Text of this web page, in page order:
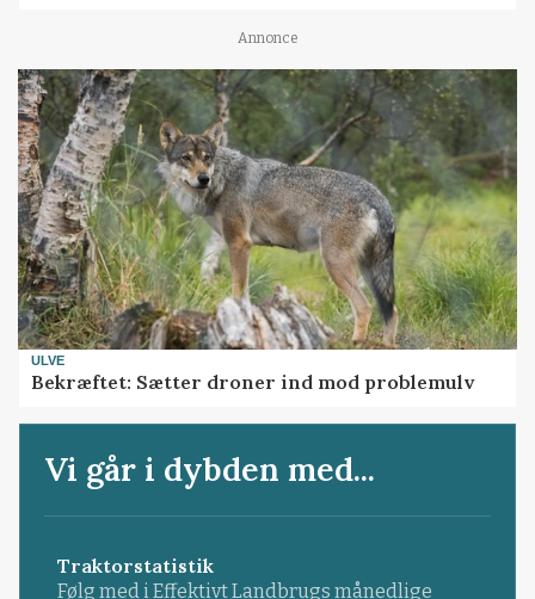
Annonce
ULVE
Bekræftet: Sætter droner ind mod problemulv
Vi går i dybden med...
Traktorstatistik
Følg med i Effektivt Landbrugs månedlige